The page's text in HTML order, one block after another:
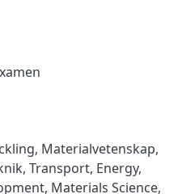
, Materialvetenskap,
, Transport, Energy,
, Materials Science,